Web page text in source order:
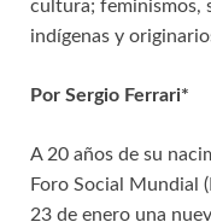
cultura; feminismos,
indígenas y
Por Sergio Ferrari*
A 20 años de su
Foro Social Mundial
23 de enero una